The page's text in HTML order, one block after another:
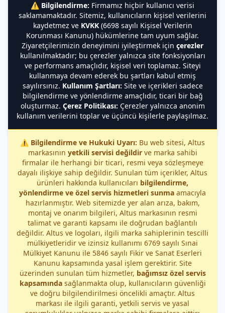
⚠️ Bilgilendirme: Firmamız hiçbir kullanıcı verisi
saklamamaktadır. Sitemiz, kullanıcıların kişisel verilerini
kaydetmez ve KVKK(6698 sayılı Kişisel Verilerin
Korunması Kanunu) hükümlerine tam uyum sağlar.
Ziyaretçilerimizin deneyimini iyileştirmek için çerezler
kullanılmaktadır; bu çerezler yalnızca site fonksiyonları
ve performans amaçlıdır, kişisel veri toplamaz. Siteyi
kullanmaya devam ederek bu şartları kabul etmiş
sayılırsınız. Kullanım Şartları: Site ve içerikleri sadece
bilgilendirme ve yönlendirme amaçlıdır, ticari bir bağ
oluşturmaz. Çerez Politikası: Çerezler yalnızca anonim
kullanım verilerini toplar ve üçüncü kişilerle paylaşılmaz.
⚠️ Bilgilendirme ve Hukuki Uyarı: Bu web sitesi, Altus
markasının yetkili servisi değildirve marka sahibi
firmalar ile herhangi bir ticari, resmi veya sözleşmeye
dayalı ilişkiye sahip değildir. Sunulan tüm içerikler, Altus
ürünleri hakkında kullanıcıları bilgilendirme,
yönlendirme ve özel servis hizmetleri sunma amacıyla
hazırlanmıştır. Web sitemizde yer alan arıza, bakım,
montaj ve onarım bilgileri, Altus markasının resmi
talimat ve garanti kapsamı ile doğrudan bağlantılı
değildir. Altus ve logoları, ilgili marka sahiplerinin tescilli
mülkiyetleridir ve izinsiz kullanımı 6769 sayılı Sınai
Mülkiyet Kanunu ile 5846 sayılı Fikir ve Sanat Eserleri
Kanunu kapsamında yasal işlem gerektirir. Site
üzerinden sunulan tüm hizmetler, bağımsız özel servis
kapsamındasağlanmakta olup, kullanıcıların güvenliği
ve doğru bilgilendirilmesi öncelikli amaçtır. Altus
markası ile ilgili garanti, yetkili servis ve yasal